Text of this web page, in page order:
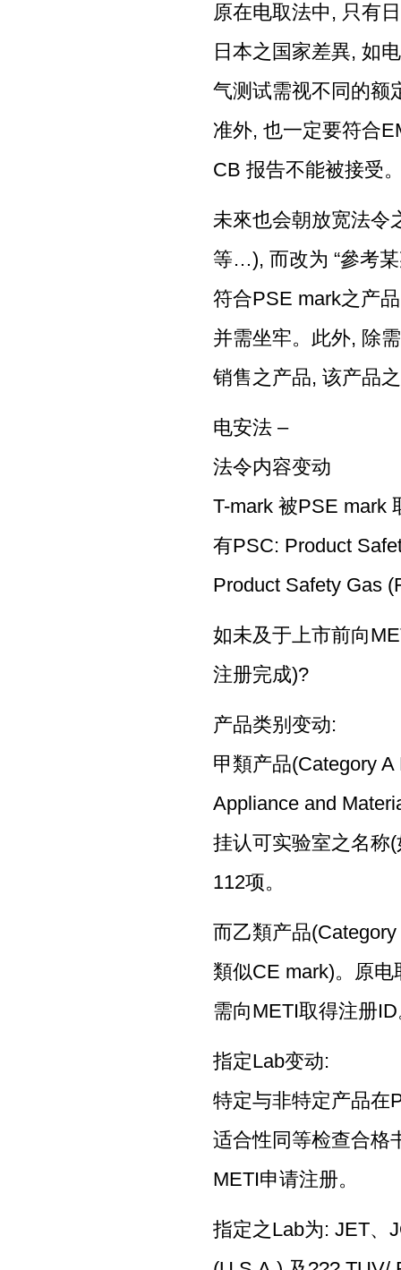
原在电取法中, 只有
日本之国家差異, 如
气测试需视不同的额
准外, 也一定要符合
CB 报告不能被接受
未來也会朝放宽法令
等…), 而改为 “參考
符合PSE mark之产
并需坐牢。此外, 除
销售之产品, 该产品
电安法 –
法令内容变动
T-mark 被PSE mark
有PSC: Product
Product Safety Gas
如未及于上市前向
注册完成)?
产品类别变动:
甲類产品(Category
Appliance and
挂认可实验室之名称
112项。
而乙類产品
類似CE mark)。原
需向METI取得注册
指定Lab变动:
特定与非特定产品在
适合性同等检查合格
METI申请注册。
指定之Lab为: JET、